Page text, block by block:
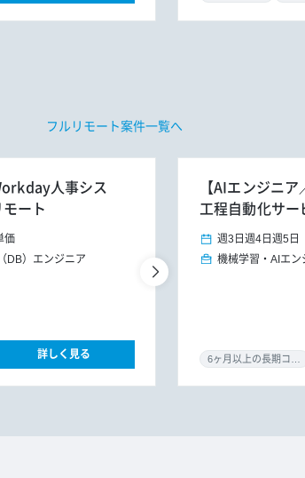
フルリモート案件一覧へ
人事シス
ート
価
DB）エンジニア
詳しく見る
【AIエンジニ
工程自動化サ
週3日 週4日 週5日
機械学習・AIエン